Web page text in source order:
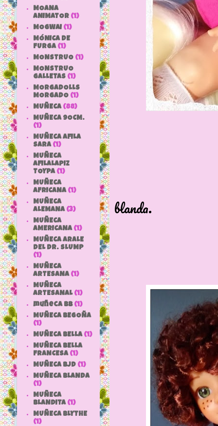
blanda.
MOANA
ANIMATOR (1)
MOGWAI (1)
MÓNICA DE
FURGA (1)
MONSTRUO (1)
MONSTRUO
GALLETAS (1)
MORGADOLLS
MORGADO (1)
MUÑECA (88)
MUÑECA 9OCM.
(1)
MUÑECA AFILA
SARA (1)
MUÑECA
AFILALAPIZ
TOYPA (1)
MUÑECA
AFRICANA (1)
MUÑECA
ALEMANA (3)
MUÑECA
AMERICANA (1)
MUÑECA ARALE
DEL DR. SLUMP
(1)
MUÑECA
ARTESANA (1)
MUÑECA
ARTESANAL (1)
muñeca bb (1)
MUÑECA BEGOÑA
(1)
MUÑECA BELLA (1)
MUÑECA BELLA
FRANCESA (1)
MUÑECA BJD (1)
MUÑECA BLANDA
(1)
MUÑECA
BLANDITA (1)
MUÑECA BLYTHE
(1)